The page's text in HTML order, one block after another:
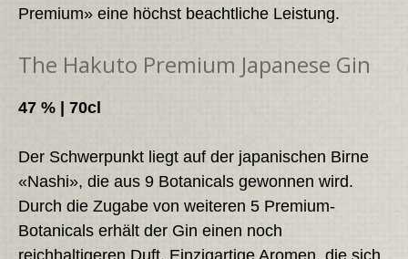
Premium» eine höchst beachtliche Leistung.
The Hakuto Premium Japanese Gin
47 % | 70cl
Der Schwerpunkt liegt auf der japanischen Birne
«Nashi», die aus 9 Botanicals gewonnen wird.
Durch die Zugabe von weiteren 5 Premium-
Botanicals erhält der Gin einen noch